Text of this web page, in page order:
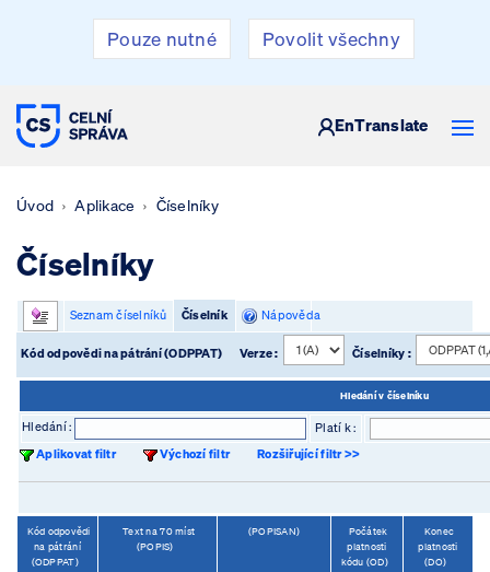
Pouze nutné Povolit všechny
CELNÍ SPRÁVA ČESKÉ REPUBLIKY
EnTranslate
Úvod Aplikace Číselníky
Číselníky
Seznam číselníků Číselník Nápověda
Kód odpovědi na pátrání (ODPPAT) Verze : Číselníky :
Hledání v číselníku
Hledání :
Platí k :
Aplikovat filtr
Výchozí filtr Rozšiřující filtr >>
Kód odpovědi
na pátrání
(ODPPAT)
Text na 70 míst
(POPIS)
(POPISAN)
Počátek
platnosti
kódu (OD)
Konec
platnosti
(DO)